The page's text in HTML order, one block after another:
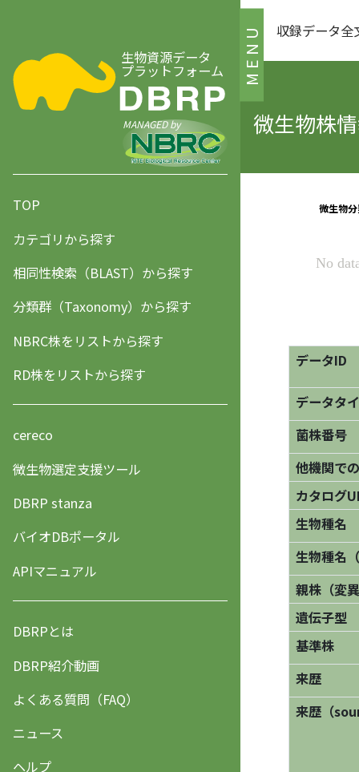
MENU
生物資源データ
プラットフォーム
MANAGED by
TOP
カテゴリから探す
相同性検索（BLAST）から探す
分類群（Taxonomy）から探す
NBRC株をリストから探す
RD株をリストから探す
cereco
微生物選定支援ツール
DBRP stanza
バイオDBポータル
APIマニュアル
DBRPとは
DBRP紹介動画
よくある質問（FAQ）
ニュース
ヘルプ
収録データ全
微生物株
データID
データタ
菌株番号
他機関で
カタログ
生物種名
生物種名
親株（変
遺伝子型
基準株
来歴
来歴（